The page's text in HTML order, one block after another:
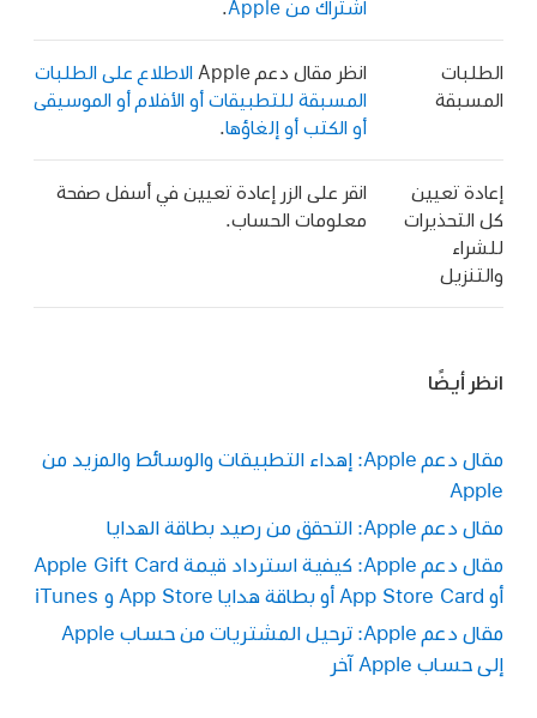
اشتراك من Apple
.
الطلبات
المسبقة
انظر مقال دعم Apple
الاطلاع على الطلبات
المسبقة للتطبيقات أو الأفلام أو الموسيقى
أو الكتب أو إلغاؤها.
إعادة تعيين
كل التحذيرات
للشراء
والتنزيل
انقر على الزر إعادة تعيين في أسفل صفحة
معلومات الحساب.
انظر أيضًا
مقال دعم Apple: إهداء التطبيقات والوسائط والمزيد من
Apple
مقال دعم Apple: التحقق من رصيد بطاقة الهدايا
مقال دعم Apple: كيفية استرداد قيمة Apple Gift Card
أو App Store Card أو بطاقة هدايا App Store و iTunes
مقال دعم Apple: ترحيل المشتريات من حساب Apple
إلى حساب Apple آخر